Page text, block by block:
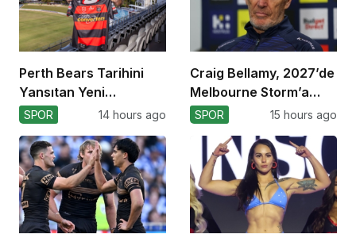
Perth Bears Tarihini
Yansıtan Yeni
Formasını Tanıttı
SPOR 14 hours ago
Craig Bellamy, 2027’de
Melbourne Storm’a
Dönüyor!
SPOR 15 hours ago